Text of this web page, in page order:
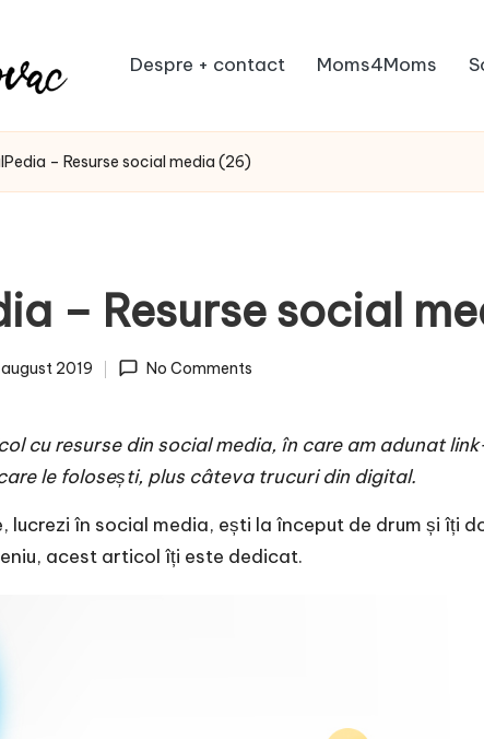
Despre + contact Moms4Moms
– Resurse social media (26)
– Resurse social
august 2019 No Comments
cu resurse din social media, în care am adunat
le folosești, plus câteva trucuri din digital.
lucrezi în social media, ești la început de drum și îți
acest articol îți este dedicat.